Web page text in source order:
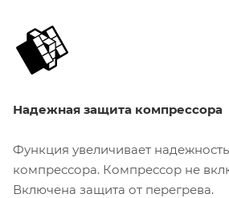
Надежная защита компрессора
Функция увеличивает
компрессора. Компрессор не
Включена защита от перегрева.